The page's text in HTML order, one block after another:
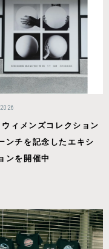
ウィメンズコレクション
ンチを記念したエキシ
ンを開催中